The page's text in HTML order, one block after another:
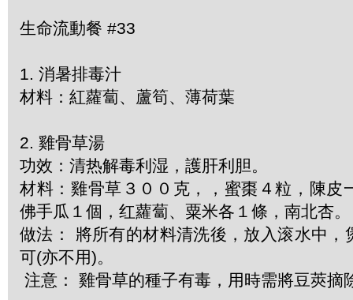
生命流動餐 #33
1. 消暑排毒汁
材料：紅蘿蔔、蘆筍、薄荷葉
2. 雞骨草湯
功效：清热解毒利湿，護肝利胆。
材料：雞骨草３００克，，蜜棗４粒，陳皮
佛手瓜１個，红蘿蔔、粟米各１條，南北杏。
做法： 將所有的材料清洗後，放入滚水中，
可(亦不用)。
注意： 雞骨草的種子有毒，用時需將豆莢摘